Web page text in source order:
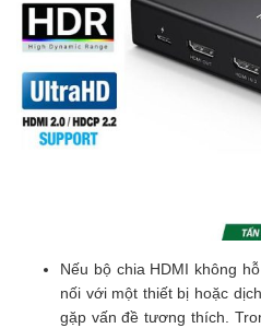
Nếu bộ chia HDMI không
nối với một thiết bị hoặc
gặp vấn đề tương thích.